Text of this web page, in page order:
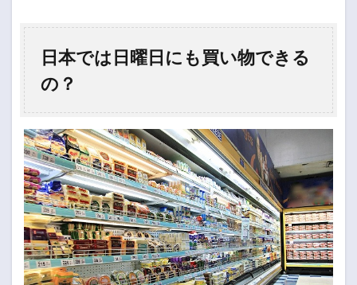
日本では日曜日にも買い物できる
の？